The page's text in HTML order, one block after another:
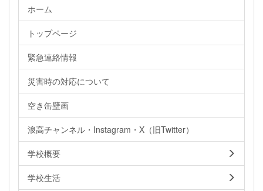
ホーム
トップページ
緊急連絡情報
災害時の対応について
空き缶壁画
浪高チャンネル・Instagram・X（旧Twitter）
学校概要
学校生活